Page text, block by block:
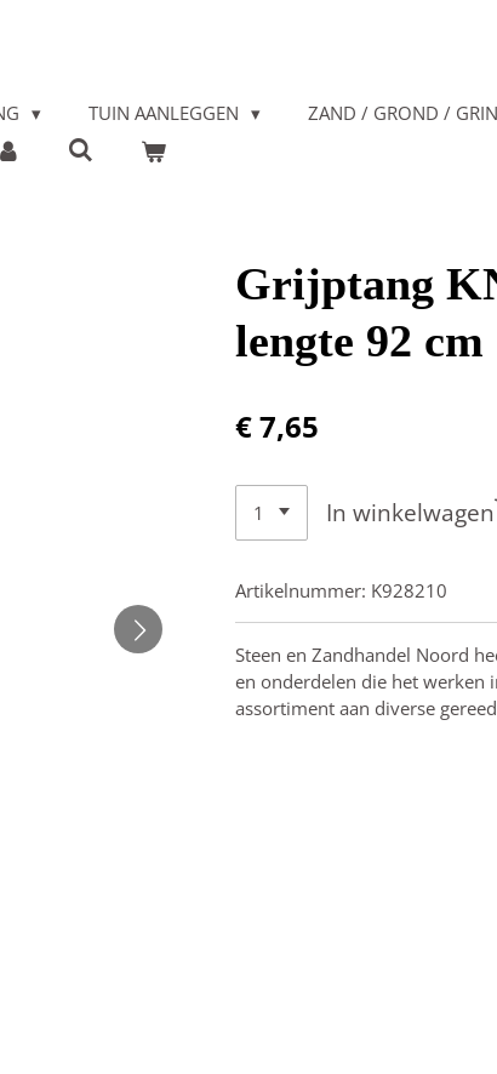
TUIN AANLEGGEN ZAND / GROND /
Grijptang
lengte 92 cm
€ 7,65
In winkelwagen
Artikelnummer: K928210
Steen en Zandhandel Noord
en onderdelen die het werken
assortiment aan diverse